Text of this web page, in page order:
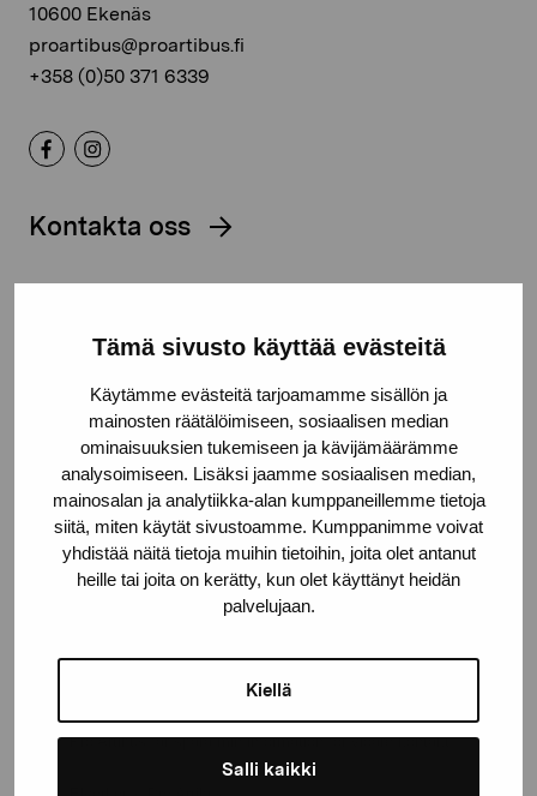
Tämä sivusto käyttää evästeitä
Käytämme evästeitä tarjoamamme sisällön ja
mainosten räätälöimiseen, sosiaalisen median
ominaisuuksien tukemiseen ja kävijämäärämme
analysoimiseen. Lisäksi jaamme sosiaalisen median,
mainosalan ja analytiikka-alan kumppaneillemme tietoja
siitä, miten käytät sivustoamme. Kumppanimme voivat
yhdistää näitä tietoja muihin tietoihin, joita olet antanut
heille tai joita on kerätty, kun olet käyttänyt heidän
palvelujaan.
Kiellä
Salli kaikki
10600 Ekenäs
proartibus@proartibus.fi
+358 (0)50 371 6339
Kontakta oss
utställningar och evenemang
Förnamn
Efternamn
E-postadress
Pro Artibus får spara min information för vidare kontakt